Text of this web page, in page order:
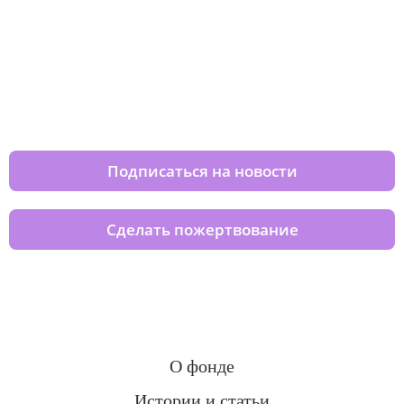
Подписаться на новости
Сделать пожертвование
О фонде